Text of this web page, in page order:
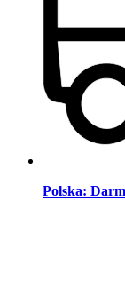
Polska: